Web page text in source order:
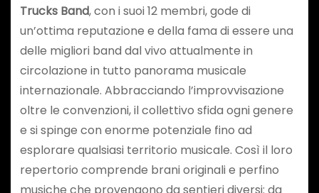
Trucks Band, con i suoi 12 membri, gode di
un’ottima reputazione e della fama di essere una
delle migliori band dal vivo attualmente in
circolazione in tutto panorama musicale
internazionale. Abbracciando l’improvvisazione
oltre le convenzioni, il collettivo sfida ogni genere
e si spinge con enorme potenziale fino ad
esplorare qualsiasi territorio musicale. Così il loro
repertorio comprende brani originali e perfino
musiche che provengono da sentieri diversi: da